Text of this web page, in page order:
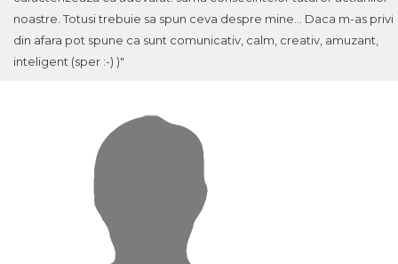
noastre. Totusi trebuie sa spun ceva despre mine... Daca m-as privi
din afara pot spune ca sunt comunicativ, calm, creativ, amuzant,
inteligent (sper :-) )"